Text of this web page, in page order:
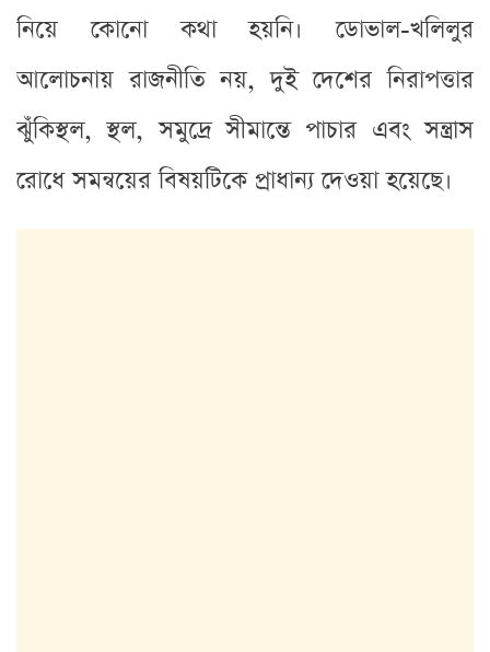
নিয়ে কোনো কথা হয়নি। ডোভাল-খলিলুর
আলোচনায় রাজনীতি নয়, দুই দেশের নিরাপত্তার
ঝুঁকিস্থল, স্থল, সমুদ্রে সীমান্তে পাচার এবং সন্ত্রাস
রোধে সমন্বয়ের বিষয়টিকে প্রাধান্য দেওয়া হয়েছে।